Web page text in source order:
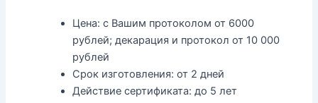
Цена: с Вашим протоколом от 6000
рублей; декарация и протокол от 10 000
рублей
Срок изготовления: от 2 дней
Действие сертификата: до 5 лет